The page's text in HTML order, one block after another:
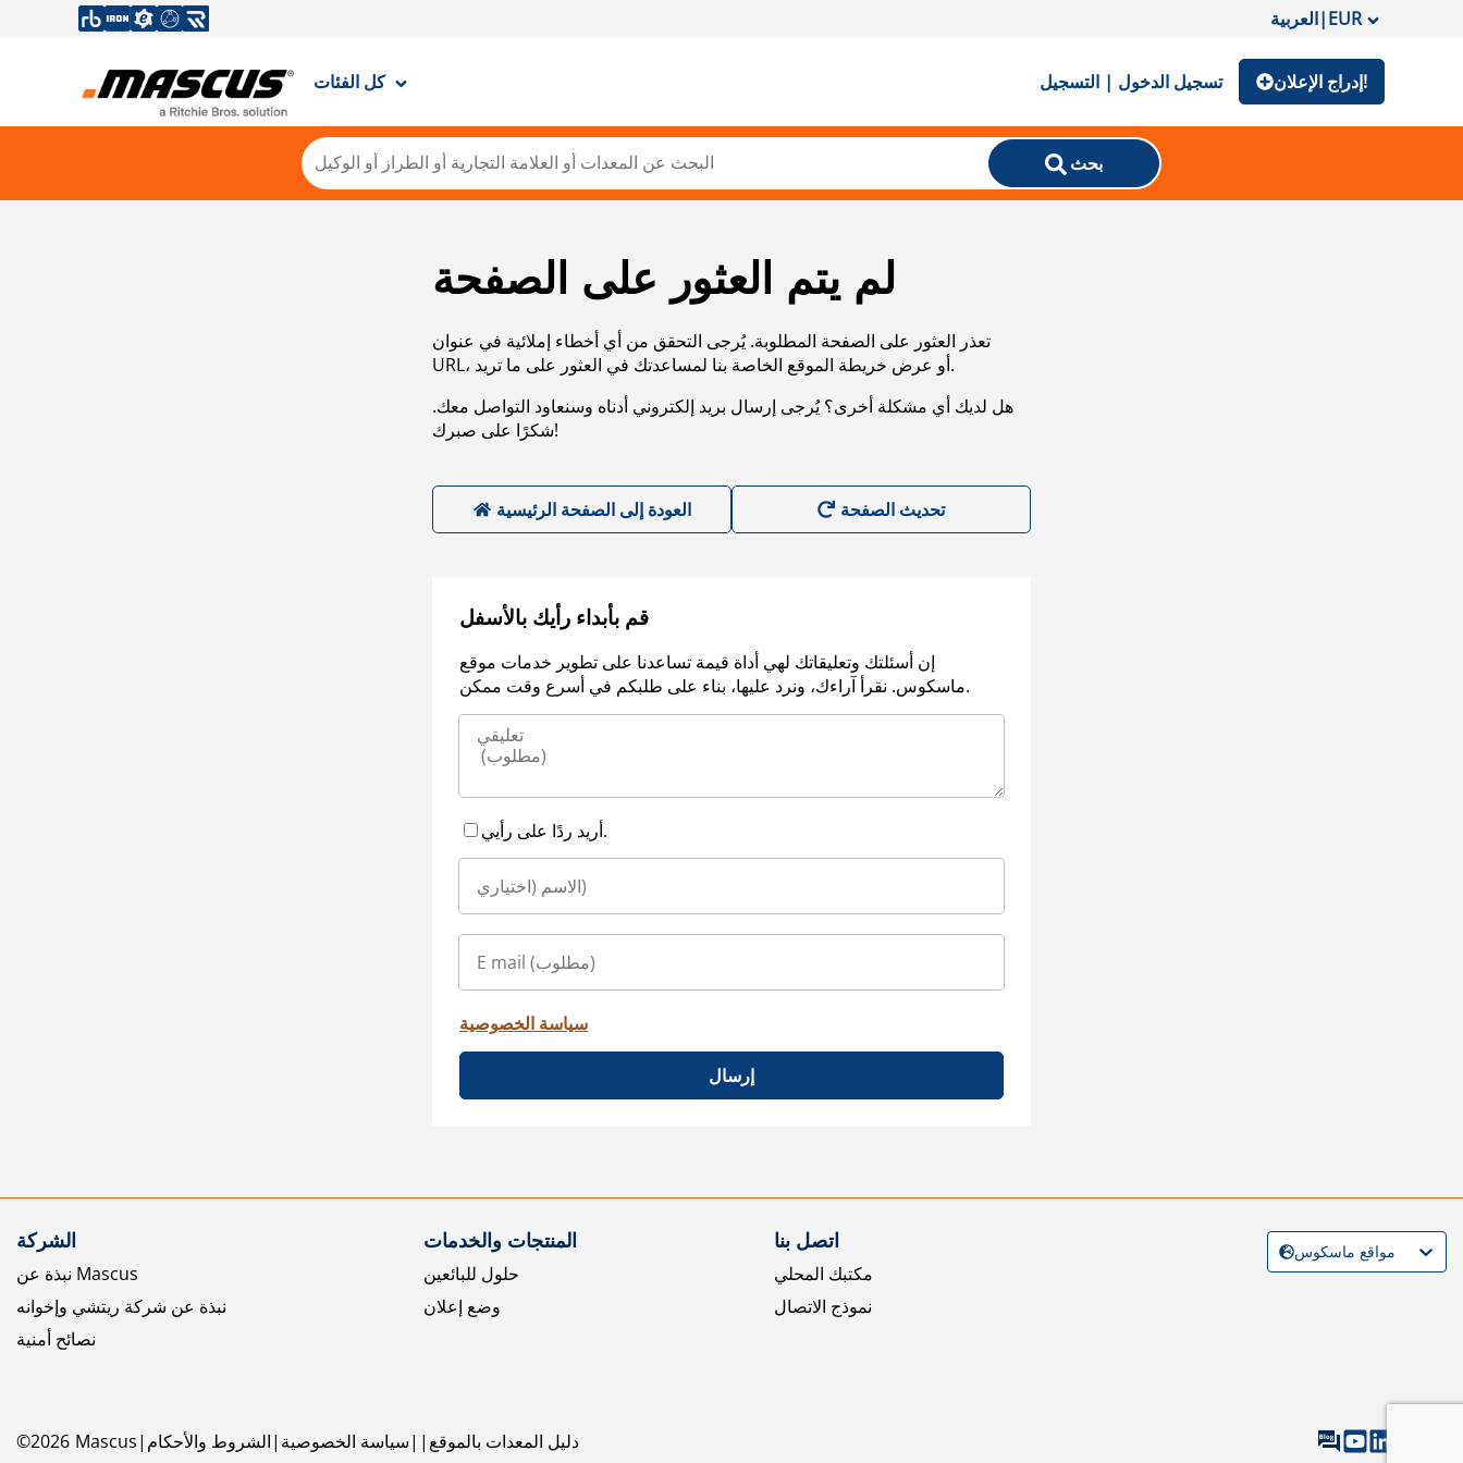
العربية|EUR
كل الفئات تسجيل الدخول | التسجيل إدراج الإعلان!
بحث
لم يتم العثور على الصفحة
تعذر العثور على الصفحة المطلوبة. يُرجى التحقق من أي أخطاء إملائية في عنوان
URL، أو عرض خريطة الموقع الخاصة بنا لمساعدتك في العثور على ما تريد.
هل لديك أي مشكلة أخرى؟ يُرجى إرسال بريد إلكتروني أدناه وسنعاود التواصل معك.
شكرًا على صبرك!
العودة إلى الصفحة الرئيسية
قم بأبداء رأيك بالأسفل
إن أسئلتك وتعليقاتك لهي أداة قيمة تساعدنا على تطوير خدمات موقع
ماسكوس. نقرأ آراءك، ونرد عليها، بناء على طلبكم في أسرع وقت ممكن.
أريد ردًا على رأيي.
سياسة الخصوصية
إرسال
الشركة
نبذة عن Mascus
نبذة عن شركة ريتشي وإخوانه
نصائح أمنية
المنتجات والخدمات
حلول للبائعين
وضع إعلان
اتصل بنا
مكتبك المحلي
نموذج الاتصال
©2026 Mascus الشروط والأحكام سياسة الخصوصية دليل المعدات بالموقع
مواقع ماسكوس